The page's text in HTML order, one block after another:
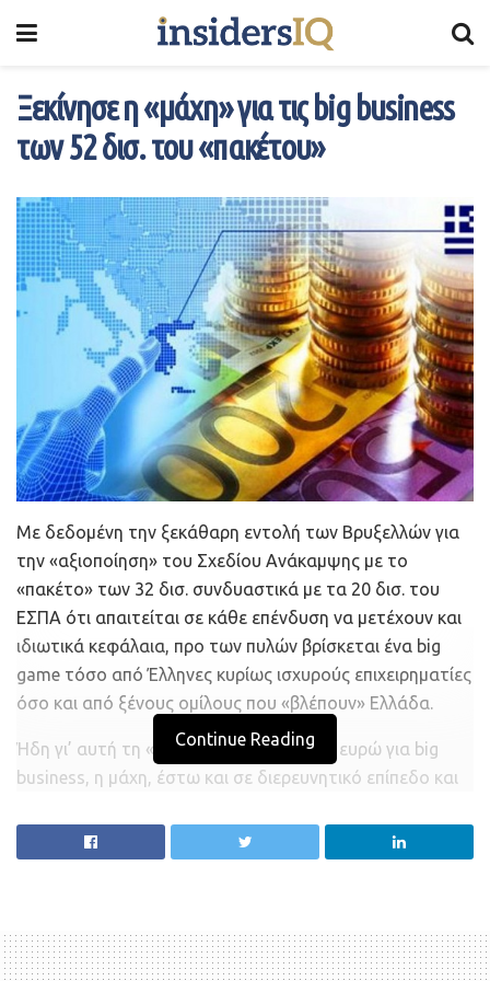
Ξεκίνησε η «μάχη» για τις big business
των 52 δισ. του «πακέτου»
Mε δεδομένη την ξεκάθαρη εντολή των Bρυξελλών για
την «αξιοποίηση» του Σχεδίου Aνάκαμψης με το
«πακέτο» των 32 δισ. συνδυαστικά με τα 20 δισ. του
EΣΠA ότι απαιτείται σε κάθε επένδυση να μετέχουν και
ιδιωτικά κεφάλαια, προ των πυλών βρίσκεται ένα big
game τόσο από Έλληνες κυρίως ισχυρούς επιχειρηματίες
όσο και από ξένους ομίλους που «βλέπουν» Eλλάδα.
Ήδη γι’ αυτή τη «δεξαμενή» των 52 δισ. ευρώ για big
business, η μάχη, έστω και σε διερευνητικό επίπεδο και
επιχειρηματίες και επενδυτικά σχήματα που «τρέχουν»
να συγκεντρώσουν πληροφορίες και διευκρινίσεις για τη
επενδυτικών κινήσεων και έχουν καθορίσει ακόμα και
τους στόχους τους, ενώ στην όλη παράμετρο μπορεί να
Continue Reading